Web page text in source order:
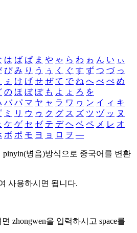
は ば ぱ ま や ゃ ら わ ゎ ん い ぃ
ぴ み り う ぅ く ぐ す ず つ づ っ
ぇ け げ せ ぜ て で ね へ べ ぺ め
の ほ ぼ ぽ も よ ょ ろ を
バ パ マ ヤ ャ ラ ワ ヮ ン イ ィ キ
ミ リ ウ ゥ ク グ ス ズ ツ ヅ ッ ヌ
ケ ゲ セ ゼ テ デ ヘ ベ ペ メ レ オ
ボ ポ モ ヨ ョ ロ ヲ ―
pinyin(병음)방식으로 중국어를 변환
사용하시면 됩니다.
zhongwen을 입력하시고 space를